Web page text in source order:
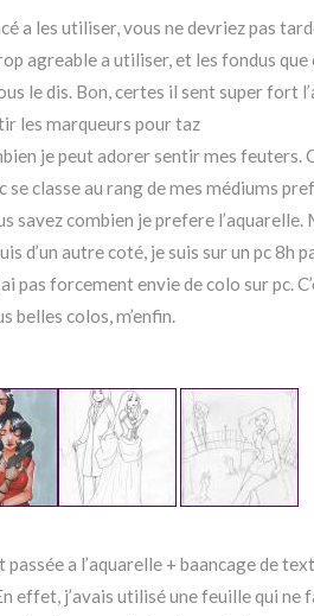
a les utiliser, vous ne devriez pas
agreable a utiliser, et les fondus
le dis. Bon, certes il sent super fort
les marqueurs pour taz
je peut adorer sentir mes feuters.
se classe au rang de mes médiums
savez combien je prefere l’aquarelle.
d’un autre coté, je suis sur un pc 8h
pas forcement envie de colo sur pc.
belles colos, m’enfin.
a l’aquarelle + baancage de
effet, j’avais utilisé une feuille qui ne